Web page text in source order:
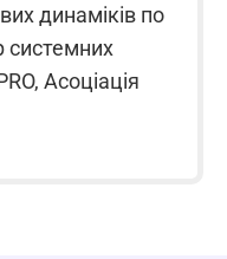
динаміків по
системних
Асоціація